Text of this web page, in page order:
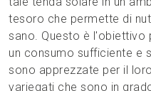
tesoro che permette di
sano. Questo è l'obiettivo
un consumo sufficiente e
sono apprezzate per il
variegati che sono in